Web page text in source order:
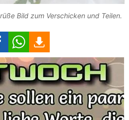
Bild zum Verschicken und Teilen.